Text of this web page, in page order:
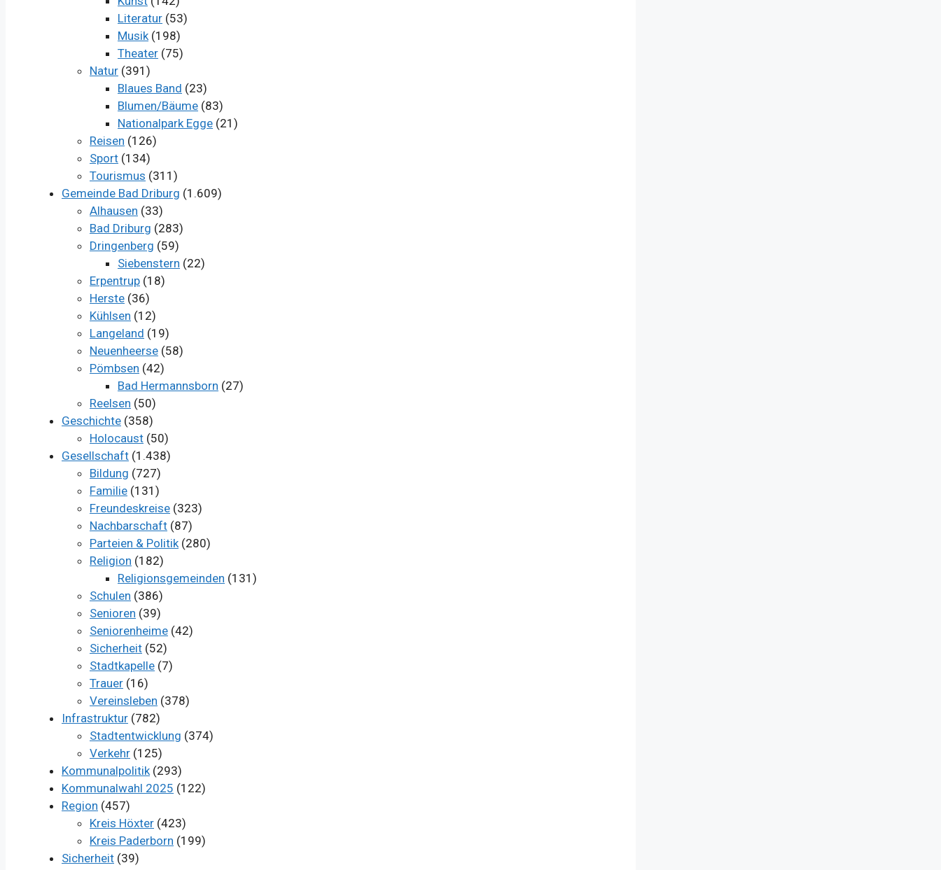
Literatur (53)
Musik (198)
Theater (75)
Natur (391)
Blaues Band (23)
Blumen/Bäume (83)
Nationalpark Egge (21)
Reisen (126)
Sport (134)
Tourismus (311)
Gemeinde Bad Driburg (1.609)
Alhausen (33)
Bad Driburg (283)
Dringenberg (59)
Siebenstern (22)
Erpentrup (18)
Herste (36)
Kühlsen (12)
Langeland (19)
Neuenheerse (58)
Pömbsen (42)
Bad Hermannsborn (27)
Reelsen (50)
Geschichte (358)
Holocaust (50)
Gesellschaft (1.438)
Bildung (727)
Familie (131)
Freundeskreise (323)
Nachbarschaft (87)
Parteien & Politik (280)
Religion (182)
Religionsgemeinden (131)
Schulen (386)
Senioren (39)
Seniorenheime (42)
Sicherheit (52)
Stadtkapelle (7)
Trauer (16)
Vereinsleben (378)
Infrastruktur (782)
Stadtentwicklung (374)
Verkehr (125)
Kommunalpolitik (293)
Kommunalwahl 2025 (122)
Region (457)
Kreis Höxter (423)
Kreis Paderborn (199)
Sicherheit (39)